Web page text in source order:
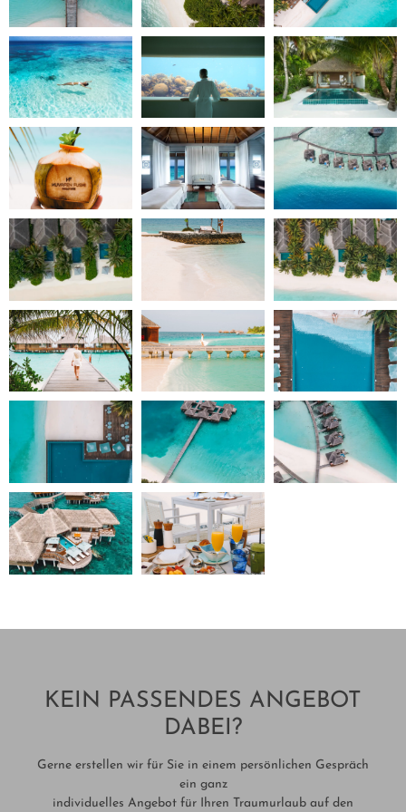
Wassersportzentrum wie Katamaransegeln, Kajak,
Windsurfen oder Hochseefischen erleben. An Land
können Sie mit einem Workout im Fintesscenter aktiv
werden.
KEIN PASSENDES ANGEBOT
DABEI?
Gerne erstellen wir für Sie in einem persönlichen Gespräch
ein ganz
individuelles Angebot für Ihren Traumurlaub auf den